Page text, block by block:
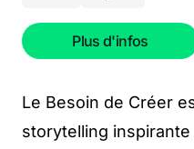
Plus d'infos
Le Besoin de Créer
storytelling